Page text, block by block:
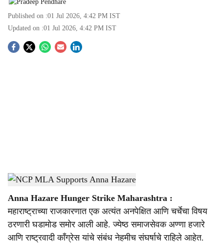
Published on :01 Jul 2026, 4:42 PM IST
Updated on :01 Jul 2026, 4:42 PM IST
S
a
r
NCP MLA Supports Anna Hazare -Sarkarnama
Anna Hazare Hunger Strike Maharashtra :
महाराष्ट्राच्या राजकारणात एक अत्यंत अनपेक्षित आणि चर्चेचा विषय
ठरणारी घडामोड समोर आली आहे. ज्येष्ठ समाजसेवक अण्णा हजारे
आणि राष्ट्रवादी काँग्रेस यांचे संबंध नेहमीच संघर्षाचे राहिले आहेत.